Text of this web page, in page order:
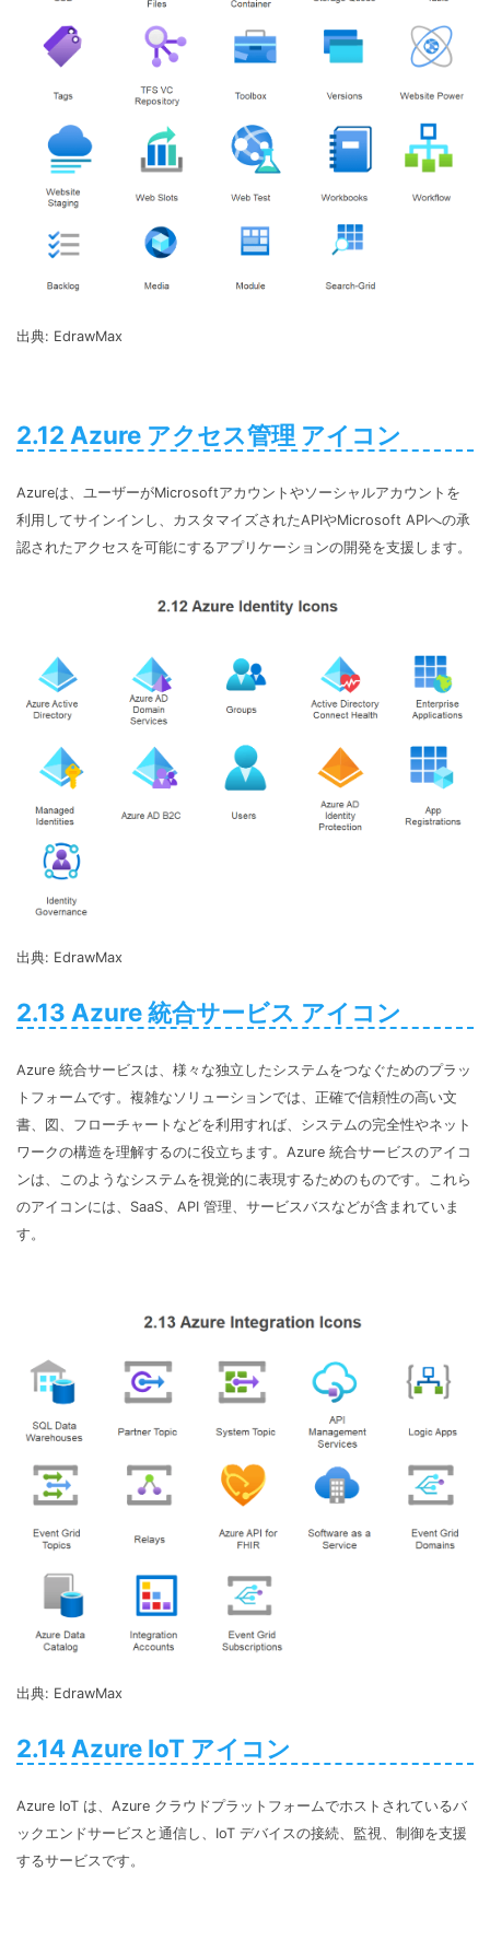
出典: EdrawMax
2.12 Azure アクセス管理 アイコン
Azureは、ユーザーがMicrosoftアカウントやソーシャルアカウントを
利用してサインインし、カスタマイズされたAPIやMicrosoft APIへの承
認されたアクセスを可能にするアプリケーションの開発を支援します。
出典: EdrawMax
2.13 Azure 統合サービス アイコン
Azure 統合サービスは、様々な独立したシステムをつなぐためのプラッ
トフォームです。複雑なソリューションでは、正確で信頼性の高い文
書、図、フローチャートなどを利用すれば、システムの完全性やネット
ワークの構造を理解するのに役立ちます。Azure 統合サービスのアイコ
ンは、このようなシステムを視覚的に表現するためのものです。これら
のアイコンには、SaaS、API 管理、サービスバスなどが含まれていま
す。
出典: EdrawMax
2.14 Azure IoT アイコン
Azure IoT は、Azure クラウドプラットフォームでホストされているバ
ックエンドサービスと通信し、IoT デバイスの接続、監視、制御を支援
するサービスです。